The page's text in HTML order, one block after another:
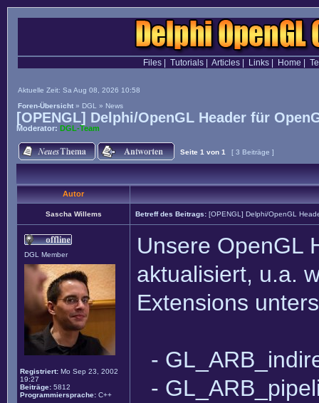
Files| Tutorials| Articles| Links| Home
Aktuelle Zeit: Sa Aug 08, 2026 10:58
Foren-Übersicht » DGL » News
[OPENGL] Delphi/OpenGL Header für
Moderator: DGL-Team
Seite 1 von 1 [ 3 Beiträge ]
Autor
Sascha Willems Betreff des Beitrags: [OPENGL] Delphi/OpenGL
DGL Member
Registriert: Mo Sep 23, 2002
19:27
Beiträge: 5812
Programmiersprache: C++
Unsere OpenGL
aktualisiert, u.a.
Extensions
-
-